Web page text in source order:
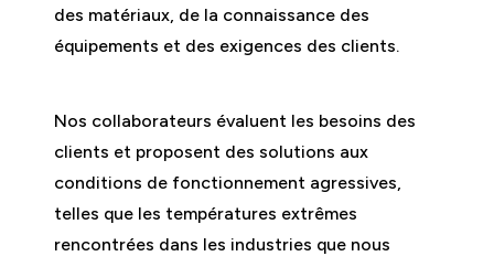
des matériaux, de la connaissance des
équipements et des exigences des clients.
Nos collaborateurs évaluent les besoins des
clients et proposent des solutions aux
conditions de fonctionnement agressives,
telles que les températures extrêmes
rencontrées dans les industries que nous